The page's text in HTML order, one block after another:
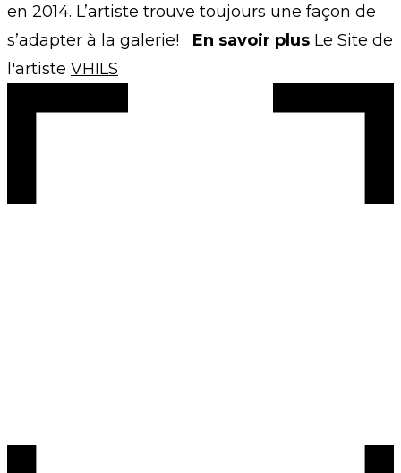
en 2014. L’artiste trouve toujours une façon de
s’adapter à la galerie! En savoir plus Le Site de
l'artiste VHILS